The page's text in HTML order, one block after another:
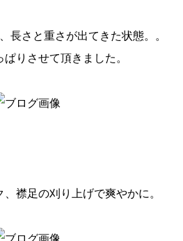
長さと重さが出てきた状態。。
りさせて頂きました。
襟足の刈り上げで爽やかに。